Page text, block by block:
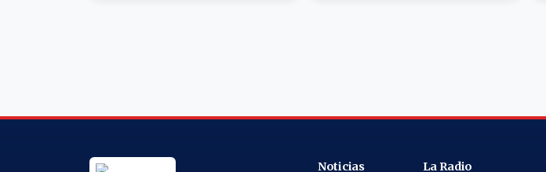
Noticias La Radio